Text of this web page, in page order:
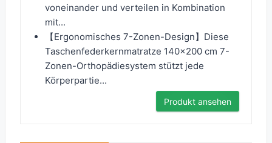
voneinander und verteilen in Kombination
mit...
【Ergonomisches 7-Zonen-Design】Diese
Taschenfederkernmatratze 140x200 cm 7-
Zonen-Orthopädiesystem stützt jede
Körperpartie...
Produkt ansehen